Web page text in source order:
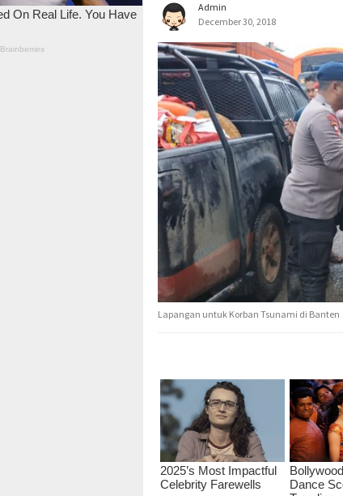
Admin
December 30, 2018
Lapangan untuk Korban Tsunami di Banten